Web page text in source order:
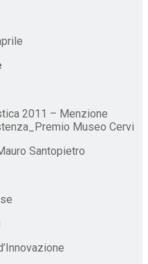
2011 – Menzione
Museo Cervi
Santopietro